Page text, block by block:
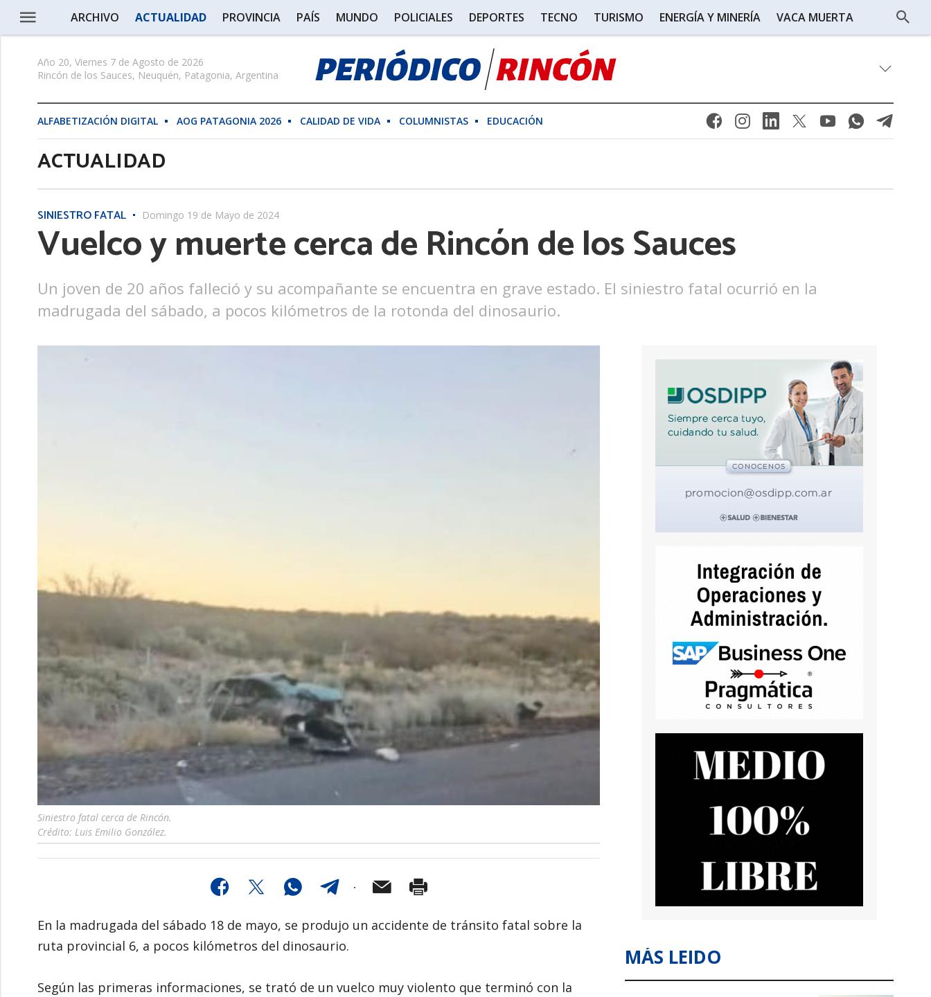
ARCHIVO ACTUALIDAD PROVINCIA PAÍS MUNDO POLICIALES DEPORTES TECNO TURISMO ENERGÍA Y MINERÍA VACA MUERTA
Año 20, Viernes 7 de Agosto de 2026
Rincón de los Sauces, Neuquén, Patagonia, Argentina
ALFABETIZACIÓN DIGITAL AOG PATAGONIA 2026 CALIDAD DE VIDA COLUMNISTAS EDUCACIÓN
ACTUALIDAD
SINIESTRO FATAL Domingo 19 de Mayo de 2024
Vuelco y muerte cerca de Rincón de los Sauces
Un joven de 20 años falleció y su acompañante se encuentra en grave estado. El siniestro fatal ocurrió en la
madrugada del sábado, a pocos kilómetros de la rotonda del dinosaurio.
Siniestro fatal cerca de Rincón.
Crédito: Luis Emilio González.
En la madrugada del sábado 18 de mayo, se produjo un accidente de tránsito fatal sobre la
ruta provincial 6, a pocos kilómetros del dinosaurio.
Según las primeras informaciones, se trató de un vuelco muy violento que terminó con la
MÁS LEIDO